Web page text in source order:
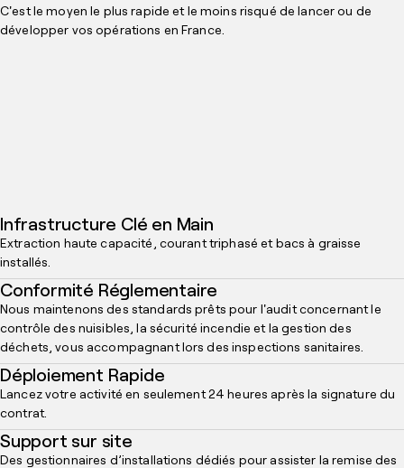
C'est le moyen le plus rapide et le moins risqué de lancer ou de
développer vos opérations en France.
Infrastructure Clé en Main
Extraction haute capacité, courant triphasé et bacs à graisse
installés.
Conformité Réglementaire
Nous maintenons des standards prêts pour l'audit concernant le
contrôle des nuisibles, la sécurité incendie et la gestion des
déchets, vous accompagnant lors des inspections sanitaires.
Déploiement Rapide
Lancez votre activité en seulement 24 heures après la signature du
contrat.
Support sur site
Des gestionnaires d’installations dédiés pour assister la remise des